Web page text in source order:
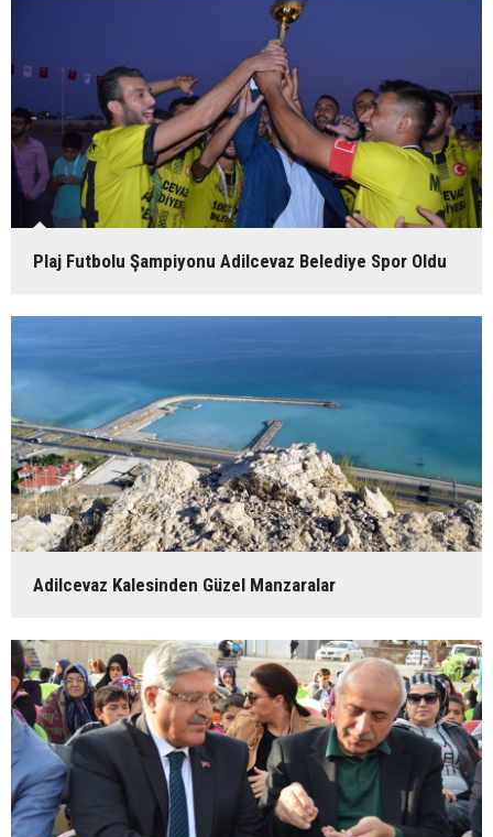
Plaj Futbolu Şampiyonu Adilcevaz Belediye Spor Oldu
Adilcevaz Kalesinden Güzel Manzaralar